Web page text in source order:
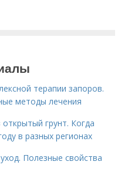
терапии запоров.
методы лечения
грунт. Когда
в разных регионах
Полезные свойства